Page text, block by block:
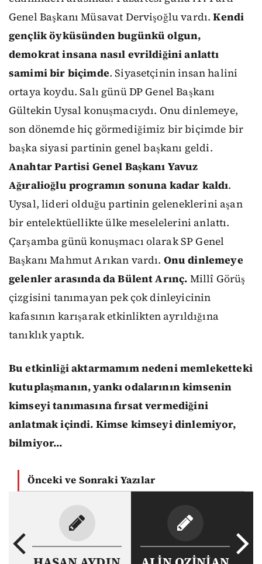
Genel Başkanı Müsavat Dervişoğlu vardı.Kendi
gençlik öyküsünden bugünkü olgun,
demokrat insana nasıl evrildiğini anlattı
samimi bir biçimde. Siyasetçinin insan halini
ortaya koydu. Salı günü DP Genel Başkanı
Gültekin Uysal konuşmacıydı. Onu dinlemeye,
son dönemde hiç görmediğimiz bir biçimde bir
başka siyasi partinin genel başkanı geldi.
Anahtar Partisi Genel Başkanı Yavuz
Ağıralioğlu programın sonuna kadar kaldı.
Uysal, lideri olduğu partinin geleneklerini aşan
bir entelektüellikte ülke meselelerini anlattı.
Çarşamba günü konuşmacı olarak SP Genel
Başkanı Mahmut Arıkan vardı. Onu dinlemeye
gelenler arasında da Bülent Arınç. Millî Görüş
çizgisini tanımayan pek çok dinleyicinin
kafasının karışarak etkinlikten ayrıldığına
tanıklık yaptık.
Bu etkinliği aktarmamım nedeni memleketteki
kutuplaşmanın, yankı odalarının kimsenin
kimseyi tanımasına fırsat vermediğini
anlatmak içindi. Kimse kimseyi dinlemiyor,
bilmiyor…
Önceki ve Sonraki Yazılar